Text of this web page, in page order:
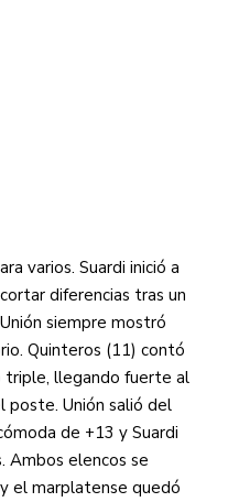
varios. Suardi inició a
diferencias tras un
siempre mostró
Quinteros (11) contó
triple, llegando fuerte al
poste. Unión salió del
de +13 y Suardi
Ambos elencos se
el marplatense quedó